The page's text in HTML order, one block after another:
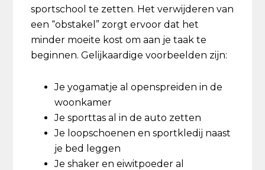
sportschool te zetten. Het verwijderen van
een “obstakel” zorgt ervoor dat het
minder moeite kost om aan je taak te
beginnen. Gelijkaardige voorbeelden zijn:
Je yogamatje al openspreiden in de
woonkamer
Je sporttas al in de auto zetten
Je loopschoenen en sportkledij naast
je bed leggen
Je shaker en eiwitpoeder al